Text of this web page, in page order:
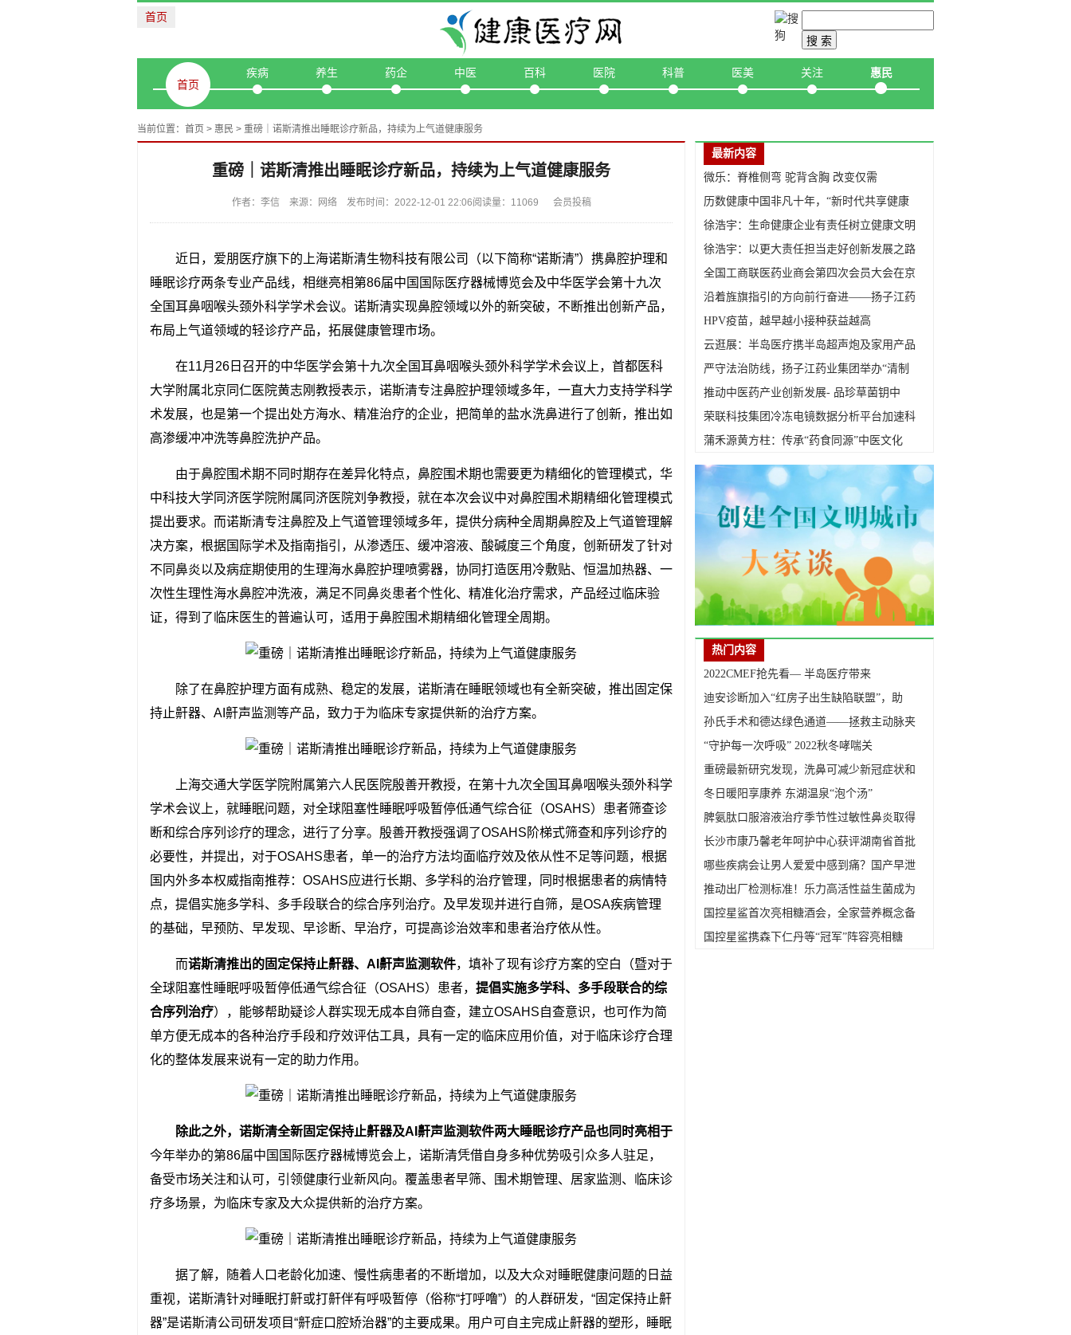
首页
互联网 站内搜索
首页
疾病 养生 药企 中医 百科 医院 科普 医美 关注 惠民
当前位置： 首页 > 惠民 > 重磅｜诺斯清推出睡眠诊疗新品，持续为上气道健康服务
重磅｜诺斯清推出睡眠诊疗新品，持续为上气道健康服务
作者：李信 来源：网络 发布时间：2022-12-01 22:06阅读量：11069 会员投稿
近日，爱朋医疗旗下的上海诺斯清生物科技有限公司（以下简称“诺斯清”）携鼻腔护理和
睡眠诊疗两条专业产品线，相继亮相第86届中国国际医疗器械博览会及中华医学会第十九次
全国耳鼻咽喉头颈外科学学术会议。诺斯清实现鼻腔领域以外的新突破，不断推出创新产品，
布局上气道领域的轻诊疗产品，拓展健康管理市场。
在11月26日召开的中华医学会第十九次全国耳鼻咽喉头颈外科学学术会议上，首都医科
大学附属北京同仁医院黄志刚教授表示，诺斯清专注鼻腔护理领域多年，一直大力支持学科学
术发展，也是第一个提出处方海水、精准治疗的企业，把简单的盐水洗鼻进行了创新，推出如
高渗缓冲冲洗等鼻腔洗护产品。
由于鼻腔围术期不同时期存在差异化特点，鼻腔围术期也需要更为精细化的管理模式，华
中科技大学同济医学院附属同济医院刘争教授，就在本次会议中对鼻腔围术期精细化管理模式
提出要求。而诺斯清专注鼻腔及上气道管理领域多年，提供分病种全周期鼻腔及上气道管理解
决方案，根据国际学术及指南指引，从渗透压、缓冲溶液、酸碱度三个角度，创新研发了针对
不同鼻炎以及病症期使用的生理海水鼻腔护理喷雾器，协同打造医用冷敷贴、恒温加热器、一
次性生理性海水鼻腔冲洗液，满足不同鼻炎患者个性化、精准化治疗需求，产品经过临床验
证，得到了临床医生的普遍认可，适用于鼻腔围术期精细化管理全周期。
除了在鼻腔护理方面有成熟、稳定的发展，诺斯清在睡眠领域也有全新突破，推出固定保
持止鼾器、AI鼾声监测等产品，致力于为临床专家提供新的治疗方案。
上海交通大学医学院附属第六人民医院殷善开教授，在第十九次全国耳鼻咽喉头颈外科学
学术会议上，就睡眠问题，对全球阻塞性睡眠呼吸暂停低通气综合征（OSAHS）患者筛查诊
断和综合序列诊疗的理念，进行了分享。殷善开教授强调了OSAHS阶梯式筛查和序列诊疗的
必要性，并提出，对于OSAHS患者，单一的治疗方法均面临疗效及依从性不足等问题，根据
国内外多本权威指南推荐：OSAHS应进行长期、多学科的治疗管理，同时根据患者的病情特
点，提倡实施多学科、多手段联合的综合序列治疗。及早发现并进行自筛，是OSA疾病管理
的基础，早预防、早发现、早诊断、早治疗，可提高诊治效率和患者治疗依从性。
而诺斯清推出的固定保持止鼾器、AI鼾声监测软件，填补了现有诊疗方案的空白（暨对于
全球阻塞性睡眠呼吸暂停低通气综合征（OSAHS）患者， 提倡实施多学科、多手段联合的综
合序列治疗），能够帮助疑诊人群实现无成本自筛自查，建立OSAHS自查意识，也可作为简
单方便无成本的各种治疗手段和疗效评估工具，具有一定的临床应用价值，对于临床诊疗合理
化的整体发展来说有一定的助力作用。
除此之外，诺斯清全新固定保持止鼾器及AI鼾声监测软件两大睡眠诊疗产品也同时亮相于
今年举办的第86届中国国际医疗器械博览会上，诺斯清凭借自身多种优势吸引众多人驻足，
备受市场关注和认可，引领健康行业新风向。覆盖患者早筛、围术期管理、居家监测、临床诊
疗多场景，为临床专家及大众提供新的治疗方案。
据了解，随着人口老龄化加速、慢性病患者的不断增加，以及大众对睡眠健康问题的日益
重视，诺斯清针对睡眠打鼾或打鼾伴有呼吸暂停（俗称“打呼噜”）的人群研发，“固定保持止鼾
器”是诺斯清公司研发项目“鼾症口腔矫治器”的主要成果。用户可自主完成止鼾器的塑形，睡眠
最新内容
微乐：脊椎侧弯 驼背含胸 改变仅需
历数健康中国非凡十年，“新时代共享健康
徐浩宇：生命健康企业有责任树立健康文明
徐浩宇：以更大责任担当走好创新发展之路
全国工商联医药业商会第四次会员大会在京
沿着旌旗指引的方向前行奋进——扬子江药
HPV疫苗，越早越小接种获益越高
云逛展：半岛医疗携半岛超声炮及家用产品
严守法治防线，扬子江药业集团举办“清制
推动中医药产业创新发展- 品珍草菌钥中
荣联科技集团冷冻电镜数据分析平台加速科
蒲禾源黄方柱：传承“药食同源”中医文化
热门内容
2022CMEF抢先看— 半岛医疗带来
迪安诊断加入“红房子出生缺陷联盟”，助
孙氏手术和德达绿色通道——拯救主动脉夹
“守护每一次呼吸” 2022秋冬哮喘关
重磅最新研究发现，洗鼻可减少新冠症状和
冬日暖阳享康养 东湖温泉“泡个汤”
脾氨肽口服溶液治疗季节性过敏性鼻炎取得
长沙市康乃馨老年呵护中心获评湖南省首批
哪些疾病会让男人爱爱中感到痛？国产早泄
推动出厂检测标准！乐力高活性益生菌成为
国控星鲨首次亮相糖酒会，全家营养概念备
国控星鲨携森下仁丹等“冠军”阵容亮相糖